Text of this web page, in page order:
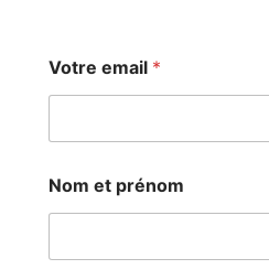
Votre email *
o
t
e
Nom et prénom